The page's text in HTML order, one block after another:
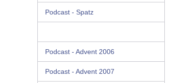
Podcast - Spatz
Podcast - Advent 2006
Podcast - Advent 2007